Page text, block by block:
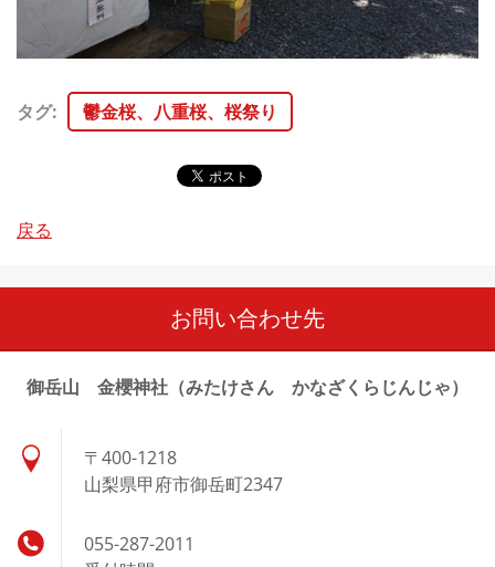
タグ: 鬱金桜、八重桜、桜祭り
戻る
お問い合わせ先
御岳山 金櫻神社（みたけさん かなざくらじんじゃ）
〒400-1218
山梨県甲府市御岳町2347
055-287-2011